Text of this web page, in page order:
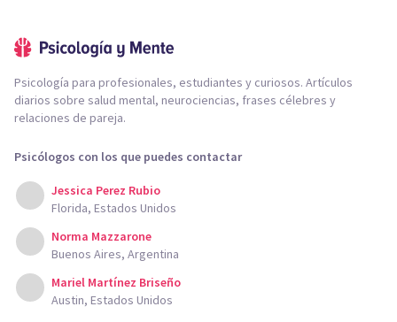
Psicología para profesionales, estudiantes y curiosos. Artículos
diarios sobre salud mental, neurociencias, frases célebres y
relaciones de pareja.
Psicólogos con los que puedes contactar
Jessica Perez Rubio
Florida, Estados Unidos
Norma Mazzarone
Buenos Aires, Argentina
Mariel Martínez Briseño
Austin, Estados Unidos